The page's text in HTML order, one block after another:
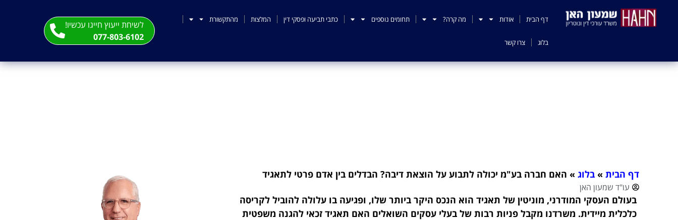
דף הבית אודות מה קרה? תחומים נוספים כתבי תביעה ופסקי דין המלצות מהתקשורת
בלוג צרו קשר
לשיחת ייעוץ חייגו עכשיו!
077-803-6102
דף הבית »בלוג » האם חברה בע"מ יכולה לתבוע על הוצאת דיבה? הבדלים בין אדם פרטי לתאגיד
עו"ד שמעון האן
בעולם העסקי המודרני, מוניטין של תאגיד הוא הנכס היקר ביותר שלו, ופגיעה בו עלולה להוביל לקריסה
כלכלית מיידית. משרדנו מקבל פניות רבות של בעלי עסקים השואלים האם תאגיד זכאי להגנה משפטית